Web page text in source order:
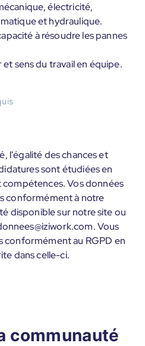
électricité,
et hydraulique.
à résoudre les pannes
sens du travail en équipe.
l'égalité des chances et
sont étudiées en
Vos données
conformément à notre
disponible sur notre site ou
Vous
conformément au RGPD en
dans celle-ci.
communauté